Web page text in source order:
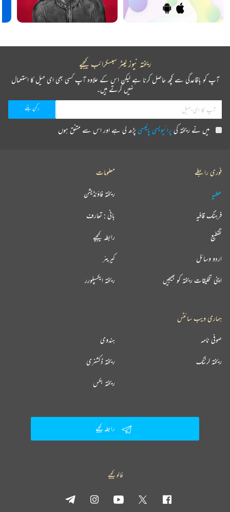
ریختہ نیوز لیٹر سبسکرائب کیجیے
آپ کو باقاعدگی سے کچھ حاصل کرنا ہے لیکن اس کے علاوہ آپ کسی بھی ای میل کا استعمال
نہیں کرتے ہیں۔
میں نے ریختہ کیپرائیویسی پالیسیپڑھ لی ہے اور اس سے متفق ہوں
فوری رابطے
عطیہ
فرہنگ قافیہ
تقطیع
اردو وسائل
اپنی تخلیقات ریختہ کو بھیجیں
معلومات
ریختہ فاؤنڈیشن
بانی : تعارف
رابطہ کیجیے
کیریئر
ریختہ ایکسپلورر
ہماری ویب سائٹس
ہندوی صوفی نامہ
ریختہ ڈکشنری ریختہ لرننگ
ریختہ بکس
رابطہ کیجیے
فالو کیجیے